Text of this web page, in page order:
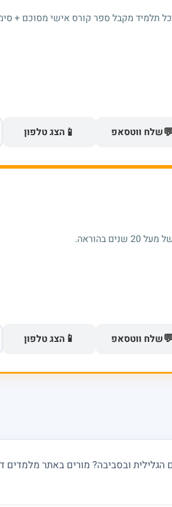
תלמיד מקבל ספר קורס אישי מסוכם +
💬שלח ווטסאפ 📱 הצג טלפון
בהוראה.
💬שלח ווטסאפ 📱 הצג טלפון
ובסביבה? מורים באתר מלמדים